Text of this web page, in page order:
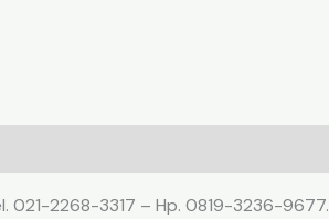
021-2268-3317 – Hp. 0819-3236-9677.